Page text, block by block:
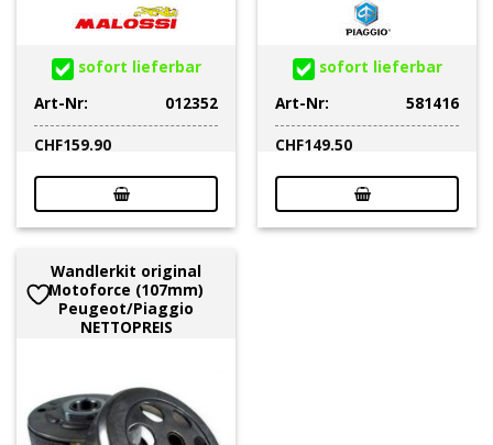
sofort lieferbar
Art-Nr:
012352
CHF159.90
sofort lieferbar
Art-Nr:
581416
CHF149.50
Wandlerkit original
Motoforce (107mm)
Peugeot/Piaggio
NETTOPREIS